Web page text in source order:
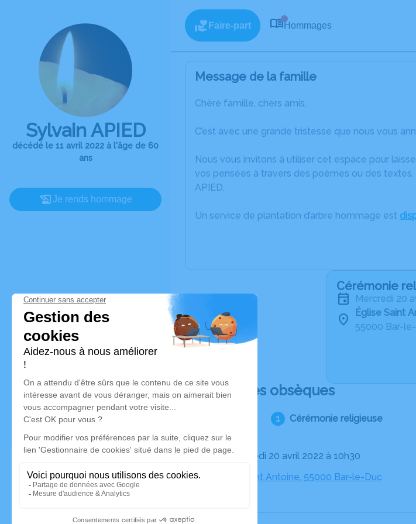
Sylvain APIED
décédé le 11 avril 2022 à l'âge de 60
ans
Je rends hommage
Faire-part Hommages
Message de la famille
Chère famille, chers amis,
C’est avec une grande tristesse que nous vous
Nous vous invitons à utiliser cet espace pour
vos pensées à travers des poèmes ou des
APIED.
Un service de plantation d’arbre hommage est
Cérémonie
mercredi 20
Église Saint
55000 Bar-
Déroulé des obsèques
Cérémonie religieuse
Le mercredi 20 avril 2022 à 10h30
Église Saint Antoine, 55000 Bar-le-Duc